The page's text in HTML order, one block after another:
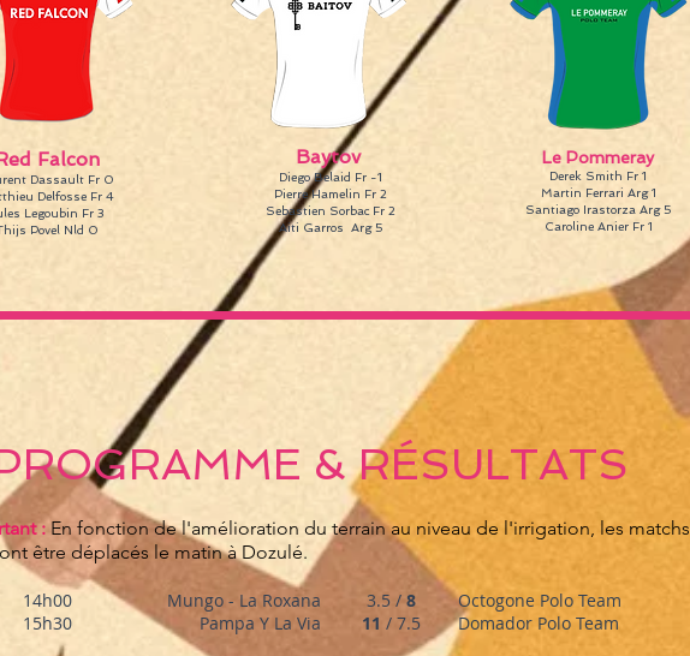
Falcon
Dassault Fr 0
Delfosse Fr 4
Legoubin Fr 3
Povel Nld 0
Baytov
Diego Belaid Fr -1
Pierre Hamelin Fr 2
Sebastien Sorbac Fr 2
Aiti Garros Arg 5
Le Pommeray
Derek Smith Fr 1
Martin Ferrari Arg 1
Santiago Irastorza Arg 5
Caroline Anier Fr 1
& RÉSULTATS
: En fonction de l'amélioration du terrain au niveau de l'irrigation, les matchs
être déplacés le matin à Dozulé.
14h00
15h30
Mungo - La Roxana
Pampa Y La Via
3.5 /8
11 / 7.5
Octogone Polo Team
Domador Polo Team